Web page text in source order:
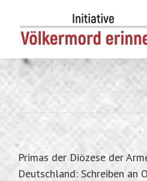
content
Primas der Diözese der
Deutschland: Schreiben an